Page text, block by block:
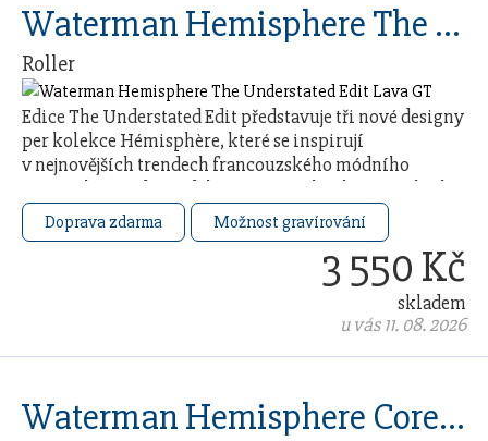
Waterman Hemisphere The Understated Edit Lava GT
Roller
Edice The Understated Edit představuje tři nové designy
per kolekce Hémisphère, které se inspirují
v nejnovějších trendech francouzského módního
průmyslu. Každý model čerpá ze 140letého řemeslného
…
Doprava zdarma Možnost gravírování
3 550 Kč
skladem
u vás 11. 08. 2026
Waterman Hemisphere Core Blue CT